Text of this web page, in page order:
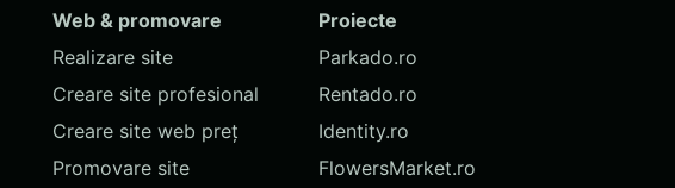
Web & promovare
Realizare site
Creare site profesional
Creare site web preț
Promovare site
Proiecte
Parkado.ro
Rentado.ro
Identity.ro
FlowersMarket.ro